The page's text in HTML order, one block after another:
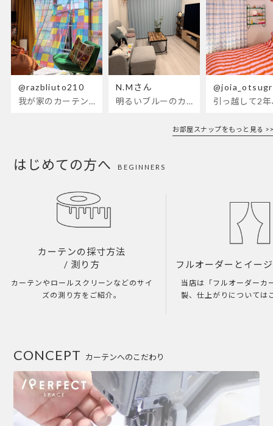
@razbliuto210
我が家のカーテンが新しくなりました🌼早起きが超絶苦手な私が、思わず朝カーテンを開けて光合成するようになったステンドグラスカーテン…！
N.Mさん
明るいブルーのカーテンで、部屋全体が明るく。白を基調とした部屋にぴったりです。
お部屋スナップをもっと見る >>
はじめての方へ BEGINNERS
カーテンの採寸方法
/ 測り方
カーテンやロールスクリーンなどのサイ
ズの測り方をご紹介。
フルオーダーとイー
当店は「フルオーダーカ
製、仕上がりについては
カーテンへのこだわり
CONCEPT